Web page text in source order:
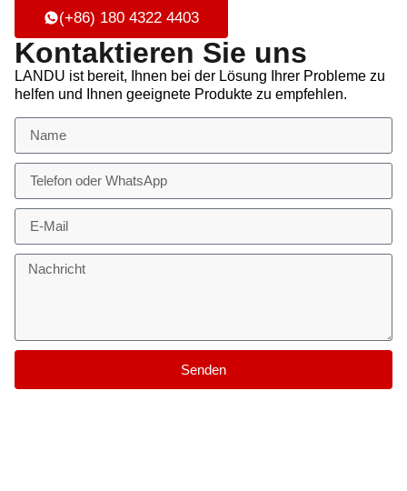
(+86) 180 4322 4403
Kontaktieren Sie uns
LANDU ist bereit, Ihnen bei der Lösung Ihrer Probleme zu
helfen und Ihnen geeignete Produkte zu empfehlen.
Senden